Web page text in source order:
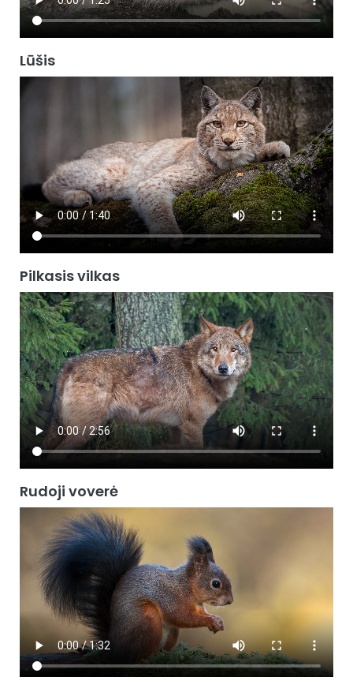
Lūšis
Pilkasis vilkas
Rudoji voverė